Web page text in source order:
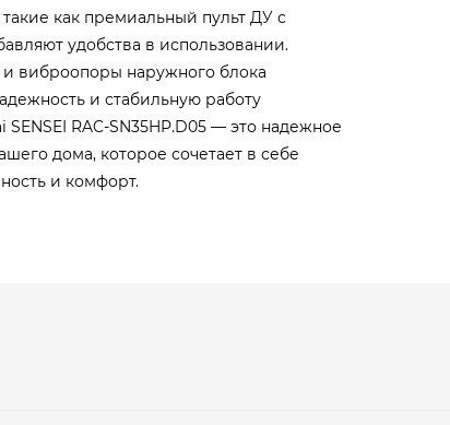
как премиальный пульт ДУ с
удобства в использовании.
виброопоры наружного блока
и стабильную работу
RAC-SN35HP.D05 — это надежное
дома, которое сочетает в себе
и комфорт.